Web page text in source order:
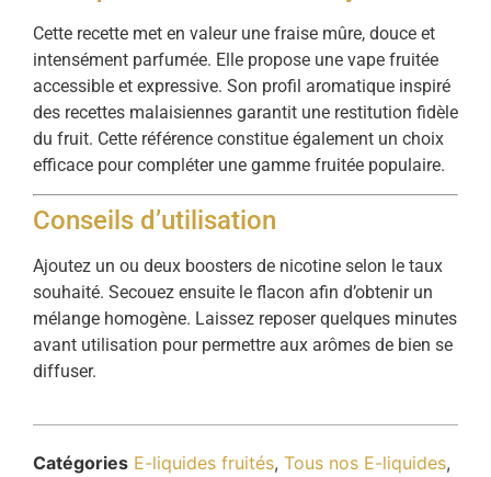
Cette recette met en valeur une fraise mûre, douce et
intensément parfumée. Elle propose une vape fruitée
accessible et expressive. Son profil aromatique inspiré
des recettes malaisiennes garantit une restitution fidèle
du fruit. Cette référence constitue également un choix
efficace pourcompléter une gamme fruitée populaire.
Conseils d’utilisation
Ajoutez un ou deux boosters de nicotine selon le taux
souhaité. Secouez ensuite le flacon afin d’obtenir un
mélange homogène. Laissez reposerquelques minutes
avant utilisation pour permettre aux arômes de bien se
diffuser.
Catégories E-liquides fruités, Tous nos E-liquides,